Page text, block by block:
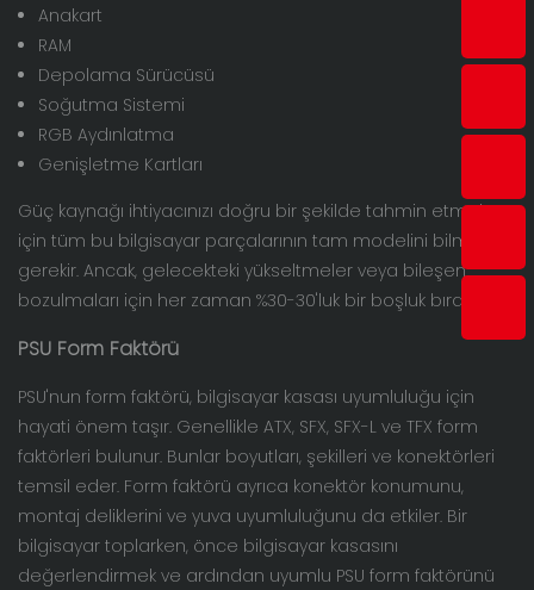
Anakart
RAM
Depolama Sürücüsü
Soğutma Sistemi
RGB Aydınlatma
Genişletme Kartları
Güç kaynağı ihtiyacınızı doğru bir şekilde tahmin etmek
için tüm bu bilgisayar parçalarının tam modelini bilmeniz
gerekir. Ancak, gelecekteki yükseltmeler veya bileşen
bozulmaları için her zaman %30-30'luk bir boşluk bırakın.
PSU Form Faktörü
PSU'nun form faktörü, bilgisayar kasası uyumluluğu için
hayati önem taşır. Genellikle ATX, SFX, SFX-L ve TFX form
faktörleri bulunur. Bunlar boyutları, şekilleri ve konektörleri
temsil eder. Form faktörü ayrıca konektör konumunu,
montaj deliklerini ve yuva uyumluluğunu da etkiler. Bir
bilgisayar toplarken, önce bilgisayar kasasını
değerlendirmek ve ardından uyumlu PSU form faktörünü